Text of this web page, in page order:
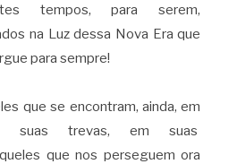
tempos, para serem,
na Luz dessa Nova Era que
para sempre!
que se encontram, ainda, em
suas trevas, em suas
que nos perseguem ora